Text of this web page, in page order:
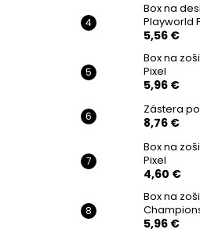
Box na
Playworld
5,56 €
Box na
Pixel
5,96 €
Zástera
8,76 €
Box na
Pixel
4,60 €
Box na
5,96 €